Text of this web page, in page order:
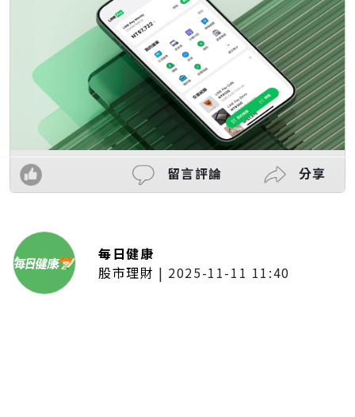
留言評論 分享
每日健康
股市理財 | 2025-11-11 11:40